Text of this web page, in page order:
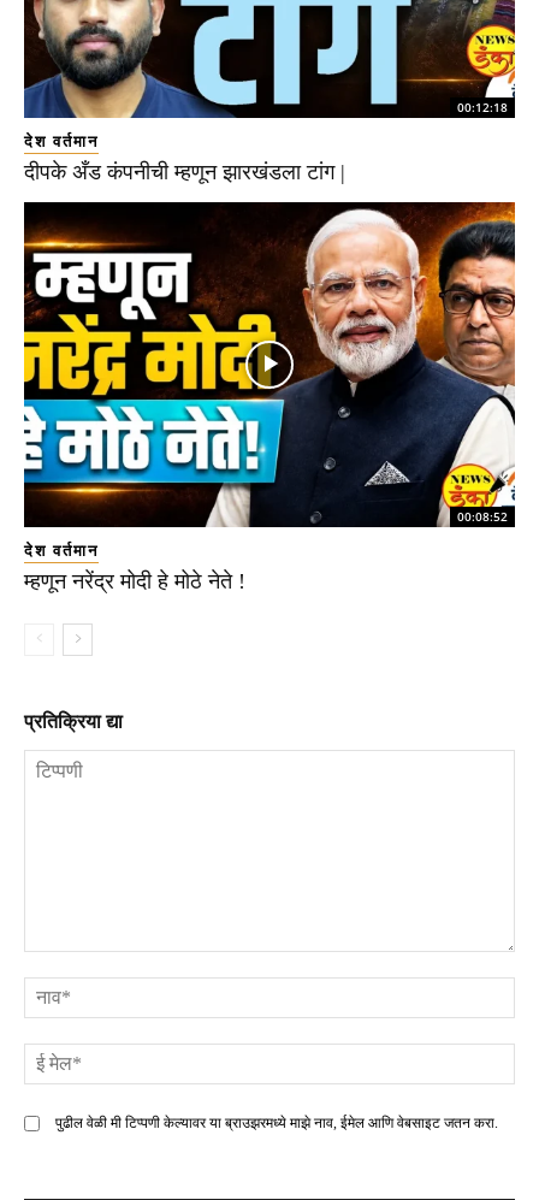
00:12:18
देश वर्तमान
दीपके अँड कंपनीची म्हणून झारखंडला टांग |
00:08:52
देश वर्तमान
म्हणून नरेंद्र मोदी हे मोठे नेते !
प्रतिक्रिया द्या
पुढील वेळी मी टिप्पणी केल्यावर या ब्राउझरमध्ये माझे नाव, ईमेल आणि वेबसाइट जतन करा.